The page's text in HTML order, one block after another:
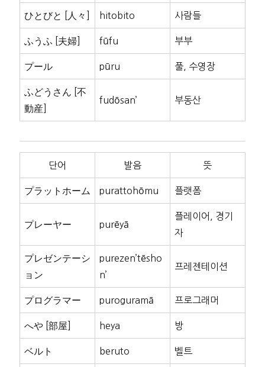
ひとびと [人々] hitobito 사람들
ふうふ [夫婦] fūfu 부부
プール pūru 풀, 수영장
ふどうさん [不
動産]
fudōsan’ 부동산
단어 발음 뜻
プラットホーム purattohōmu 플랫폼
プレーヤー purēyā
플레이어, 경기
자
プレゼンテーシ
ョン
purezen’tēsho
n’
프레젠테이션
プログラマー puroguramā 프로그래머
へや [部屋] heya 방
ベルト beruto 벨트